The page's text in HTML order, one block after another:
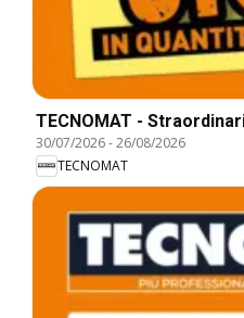
TECNOMAT -
30/07/2026-26/08/2026
TECNOMAT